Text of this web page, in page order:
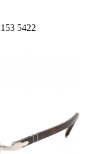
5422